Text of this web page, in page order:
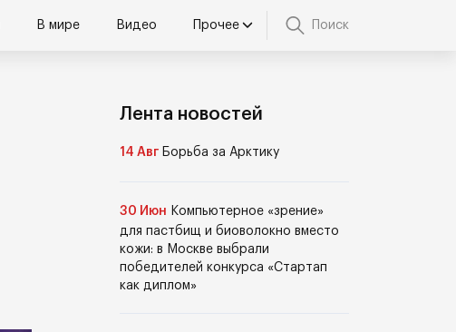
В мире Видео Прочее Поиск
Лента новостей
14 Авг Борьба за Арктику
30 Июн Компьютерное «зрение»
для пастбищ и биоволокно вместо
кожи: в Москве выбрали
победителей конкурса «Стартап
как диплом»